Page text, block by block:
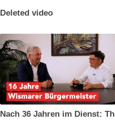
Deleted video